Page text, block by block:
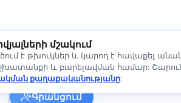
միջազգային լեզվի
Գրանցում
մշակում
է թխուկներ և կարող է հավաքել
և բարելավման համար:
քաղաքականությանը: